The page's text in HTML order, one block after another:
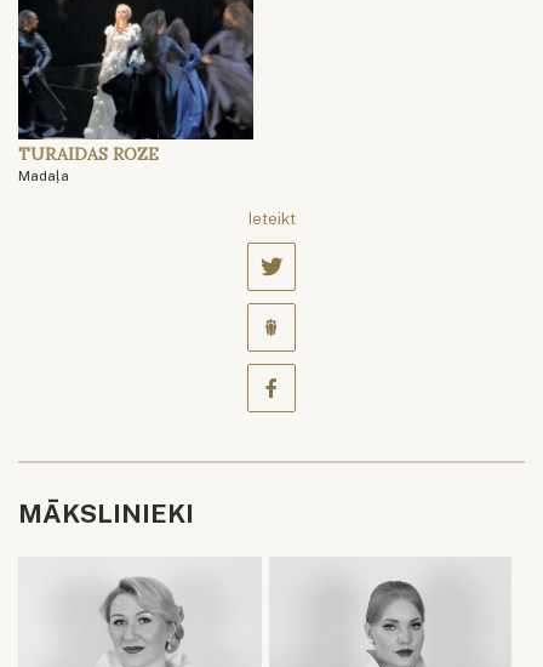
TURAIDAS ROZE
Madaļa
Ieteikt
MĀKSLINIEKI